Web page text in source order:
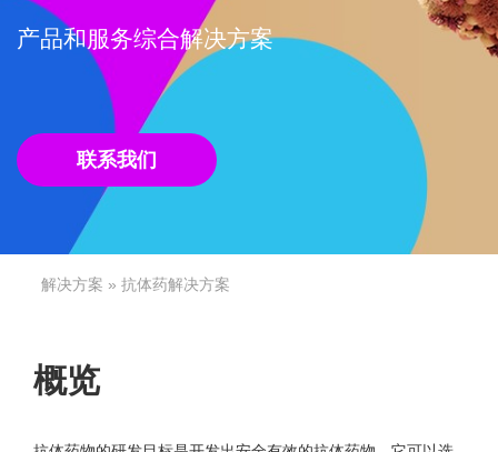
产品和服务综合解决方案
联系我们
解决方案 » 抗体药解决方案
概览